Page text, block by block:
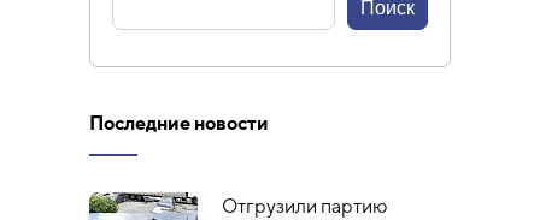
Последние новости
Отгрузили партию